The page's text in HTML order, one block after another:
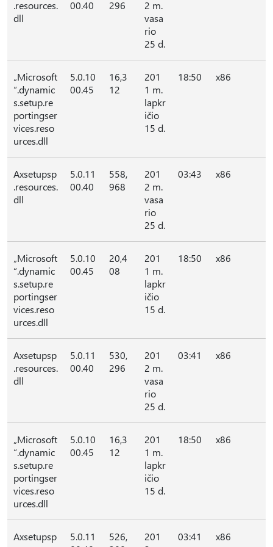
.resources.
dll
00.40 296
2 m.
vasa
rio
25 d.
„Microsoft
“.dynamic
s.setup.re
portingser
vices.reso
urces.dll
5.0.10
00.45
16,3
12
201
1 m.
lapkr
ičio
15 d.
18:50 x86
Axsetupsp
.resources.
dll
5.0.11
00.40
558,
968
201
2 m.
vasa
rio
25 d.
03:43 x86
„Microsoft
“.dynamic
s.setup.re
portingser
vices.reso
urces.dll
5.0.10
00.45
20,4
08
201
1 m.
lapkr
ičio
15 d.
18:50 x86
Axsetupsp
.resources.
dll
5.0.11
00.40
530,
296
201
2 m.
vasa
rio
25 d.
03:41 x86
„Microsoft
“.dynamic
s.setup.re
portingser
vices.reso
urces.dll
5.0.10
00.45
16,3
12
201
1 m.
lapkr
ičio
15 d.
18:50 x86
Axsetupsp
5.0.11
526,
201
03:41 x86